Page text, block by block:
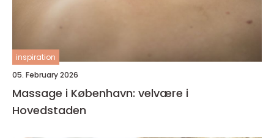
inspiration
05. February 2026
Massage i København: velvære i
Hovedstaden